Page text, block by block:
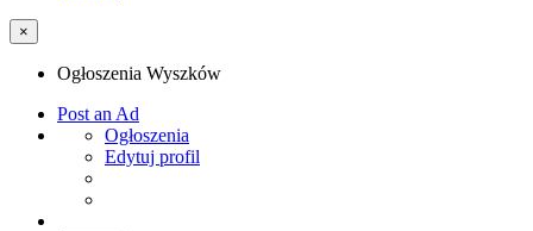
×
Ogłoszenia Wyszków
Post an Ad
Ogłoszenia
Edytuj profil